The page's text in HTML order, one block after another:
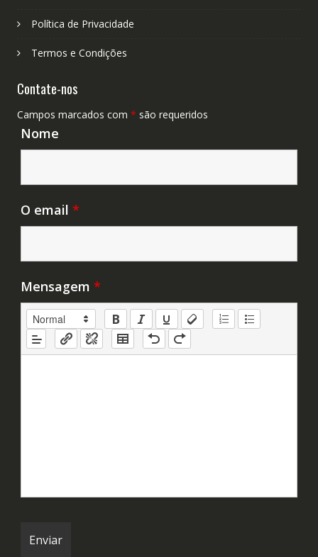
Política de Privacidade
Termos e Condições
Contate-nos
Campos marcados com * são requeridos
Nome
O email *
Mensagem *